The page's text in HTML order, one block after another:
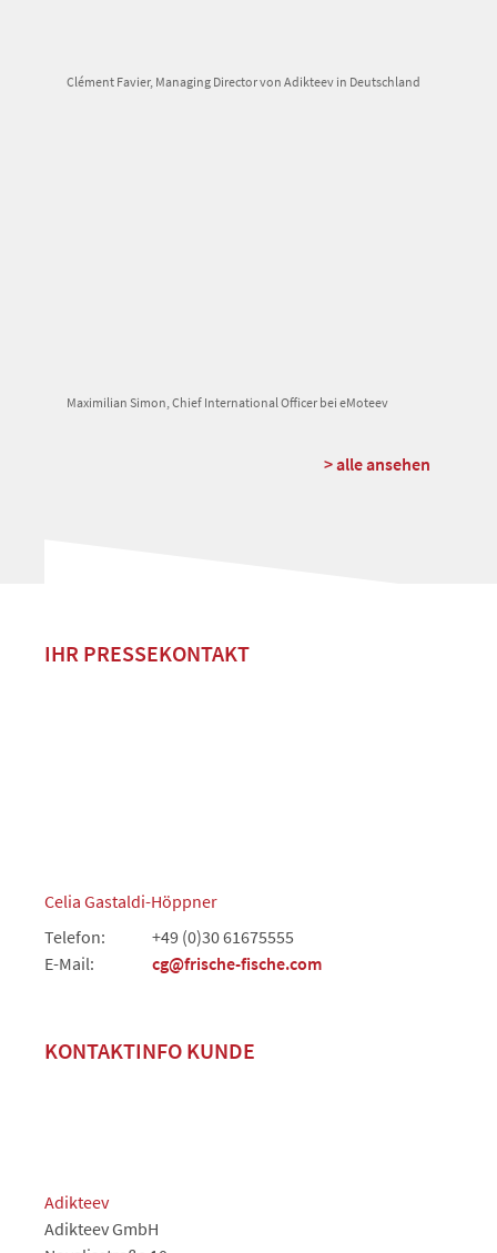
Clément Favier, Managing Director von Adikteev in Deutschland
Maximilian Simon, Chief International Officer bei eMoteev
> alle ansehen
IHR PRESSEKONTAKT
Celia Gastaldi-Höppner
Telefon:
+49 (0)30 61675555
E-Mail:
cg@frische-fische.com
KONTAKTINFO KUNDE
Adikteev
Adikteev GmbH